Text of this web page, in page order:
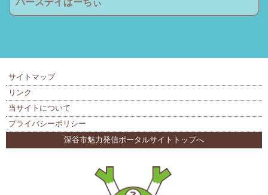
バースデイぱーちぃ
サイトマップ
リンク
当サイトについて
プライバシーポリシー
深谷市魅力発信ポータルサイトトップへ